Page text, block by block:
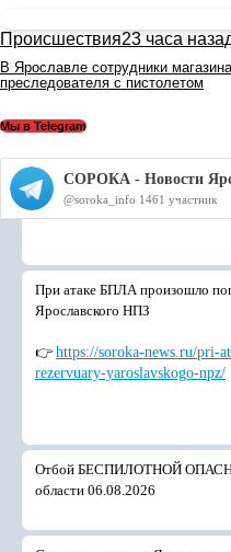
Происшествия23 часа
В Ярославле сотрудники
преследователя с пистолетом
Мы в Telegram